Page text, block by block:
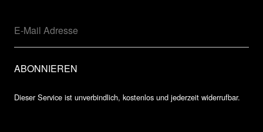
Dieser Service ist unverbindlich, kostenlos und jederzeit widerrufbar.